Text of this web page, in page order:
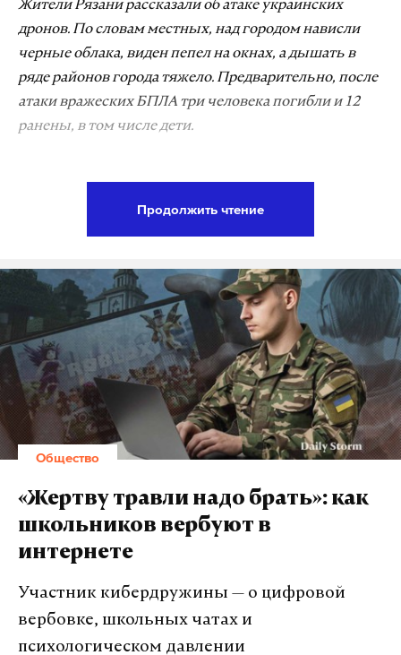
Жители Рязани рассказали об атаке украинских
дронов. По словам местных, над городом нависли
черные облака, виден пепел на окнах, а дышать в
ряде районов города тяжело. Предварительно, после
атаки вражеских БПЛА три человека погибли и 12
ранены, в том числе дети.
в структуру «Роснефти» и является одним из
крупнейших предприятий нефтепереработки в
стране.
«С двух часов ночи до пяти утра были
непрекращающиеся налеты дронов. ПВО работало
не переставая. Сейчас липкие черные пятна есть
на автомобилях, окнах и фасадах домов. В центре
Рязани частично пепел выпал. Такая же ситуация
в районах Приокском, Октябрьском и Роще. Там
дышать трудновато. На машинах черные пятна
осели и от росы, видимо, размазались, а на
подоконниках пепел», —
Евгений
житель Рязани.
Продолжить чтение
Общество
«Жертву травли надо брать»: как
школьников вербуют в
интернете
Участник кибердружины — о цифровой
вербовке, школьных чатах и
психологическом давлении